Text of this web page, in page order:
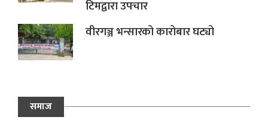
टिमद्वारा उपचार
वीरगञ्ज भन्सारको कारोबार घट्यो
समाज